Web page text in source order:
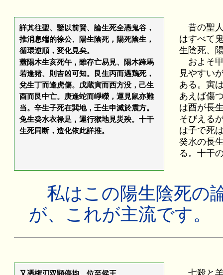
詳其往聖、鑒以前賢、論生死全憑鬼谷，
推消息端的徐公、陽生陰死，陽死陰生，
循環逆順，変化見矣。
蓋陽木生亥死午，雖存亡易見、陽木跨馬
若逢猪、則吉凶可知。艮生丙而遇鶏死，
兌生丁而逢虎傷。戊蔵寅而西方没，己生
酉而艮中亡。庚逢蛇而崢嶸，運見鼠亦難
当。辛生子死在巽地，壬生申滅於震方。
兔生癸水衣禄足，運行猴地見災殃。十干
生死同断，造化依此詳推。
昔の聖
はすべて
生陰死、
およそ
見やすい
ある。寅
あえば傷
は酉が長
そびえる
は子で死
癸水の長
る。十干
私はこの陽生陰死の
が、これが主流です。